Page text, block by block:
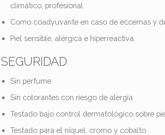
climático, profesional.
Como coadyuvante en caso de eccemas y
Piel sensible, alérgica e hiperreactiva.​
SEGURIDAD
​​Sin perfume
Sin colorantes con riesgo de alergia
Testado bajo control dermatológico sobre
Testado para el níquel, cromo y cobalto